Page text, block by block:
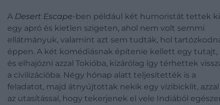
A Desert Escape-ben például két humoristát tettek ki
egy apró és kietlen szigeten, ahol nem volt semmi
ellátmányuk, valamint azt sem tudták, hol
éppen. A két komédiásnak építenie kellett egy tutajt,
és elhajózni azzal Tokióba, kizárólag így térhettek
a civilizációba. Négy hónap alatt teljesítették is a
feladatot, majd átnyújtottak nekik egy vizibicklit, azzal
az utasítással, hogy tekerjenek el vele Indiából